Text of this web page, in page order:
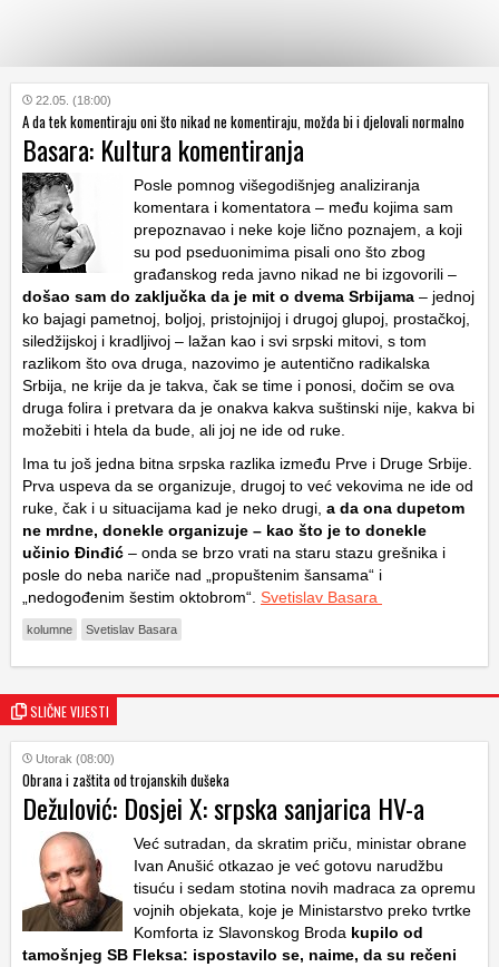
KATEGORIJE
HRVATSKI
WEB
22.05. (18:00)
A da tek komentiraju oni što nikad ne komentiraju, možda bi i djelovali normalno
Basara: Kultura komentiranja
Posle pomnog višegodišnjeg analiziranja
komentara i komentatora – među kojima sam
prepoznavao i neke koje lično poznajem, a koji
su pod pseduonimima pisali ono što zbog
građanskog reda javno nikad ne bi izgovorili –
došao sam do zaključka da je mit o dvema Srbijama – jednoj
ko bajagi pametnoj, boljoj, pristojnijoj i drugoj glupoj, prostačkoj,
siledžijskoj i kradljivoj – lažan kao i svi srpski mitovi, s tom
razlikom što ova druga, nazovimo je autentično radikalska
Srbija, ne krije da je takva, čak se time i ponosi, dočim se ova
druga folira i pretvara da je onakva kakva suštinski nije, kakva bi
možebiti i htela da bude, ali joj ne ide od ruke.
Ima tu još jedna bitna srpska razlika između Prve i Druge Srbije.
Prva uspeva da se organizuje, drugoj to već vekovima ne ide od
ruke, čak i u situacijama kad je neko drugi, a da ona dupetom
ne mrdne, donekle organizuje – kao što je to donekle
učinio Đinđić – onda se brzo vrati na staru stazu grešnika i
posle do neba nariče nad „propuštenim šansama“ i
„nedogođenim šestim oktobrom“. Svetislav Basara
kolumne Svetislav Basara
SLIČNE VIJESTI
Utorak (08:00)
Obrana i zaštita od trojanskih dušeka
Dežulović: Dosjei X: srpska sanjarica HV-a
Već sutradan, da skratim priču, ministar obrane
Ivan Anušić otkazao je već gotovu narudžbu
tisuću i sedam stotina novih madraca za opremu
vojnih objekata, koje je Ministarstvo preko tvrtke
Komforta iz Slavonskog Broda kupilo od
tamošnjeg SB Fleksa: ispostavilo se, naime, da su rečeni